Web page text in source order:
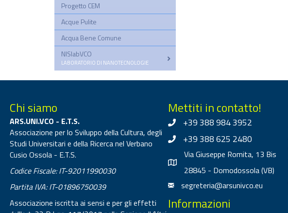
Progetto CEM
Acque Pulite
Acqua Bene Comune
NISlabVCO
LABORATORIO DI NANOTECNOLOGIE
Chi siamo
ARS.UNI.VCO - E.T.S.
Associazione per lo Sviluppo della Cultura, degli
Studi Universitari e della Ricerca nel Verbano
Cusio Ossola - E.T.S.
Codice Fiscale: IT-92011990030
Partita IVA: IT-01896750039
Associazione iscritta ai sensi e per gli effetti
Mettiti in contatto!
+39 388 984 3952
+39 388 625 2480
Via Giuseppe Romita, 13 Bis
28845 - Domodossola (VB)
segreteria@arsunivco.eu
Informazioni